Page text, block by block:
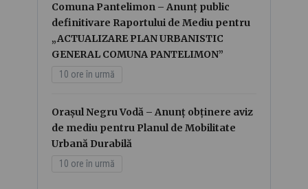
Comuna Pantelimon – Anunț public
definitivare Raportului de Mediu pentru
„ACTUALIZARE PLAN URBANISTIC
GENERAL COMUNA PANTELIMON”
10 ore în urmă
Orașul Negru Vodă – Anunț obținere aviz
de mediu pentru Planul de Mobilitate
Urbană Durabilă
10 ore în urmă